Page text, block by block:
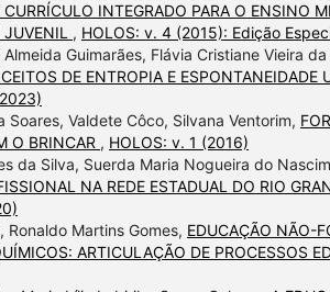
INTEGRADO PARA O ENSINO
JUVENIL , HOLOS: v. 4 (2015): Edição
Guimarães, Flávia Cristiane Vieira
DE ENTROPIA E
Soares, Valdete Côco, Silvana Ventorim,
O BRINCAR , HOLOS: v. 1 (2016)
da Silva, Suerda Maria Nogueira do
NA REDE ESTADUAL DO RIO
Ronaldo Martins Gomes, EDUCAÇÃO NÃO-
ARTICULAÇÃO DE PROCESSOS